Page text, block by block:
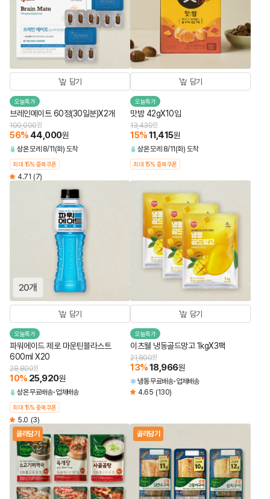
담기
오늘특가
브레인메이트 60정(30일분)X2개
100,000원
56% 44,000원
상온모레 8/11(화) 도착
최대 15% 중복쿠폰
4.71 (7)
담기
오늘특가
맛밤 42gX10입
13,430원
15%11,415원
상온모레 8/11(화) 도착
최대 15% 중복쿠폰
담기
오늘특가
파워에이드 제로 마운틴블라스트
600ml X20
28,800원
10% 25,920원
상온무료배송 업체배송
최대 15% 중복쿠폰
5.0 (3)
담기
오늘특가
이츠웰 냉동골드망고 1kgX3팩
21,800원
13%18,966원
냉동무료배송 업체배송
4.65 (130)
골라담기 골라담기